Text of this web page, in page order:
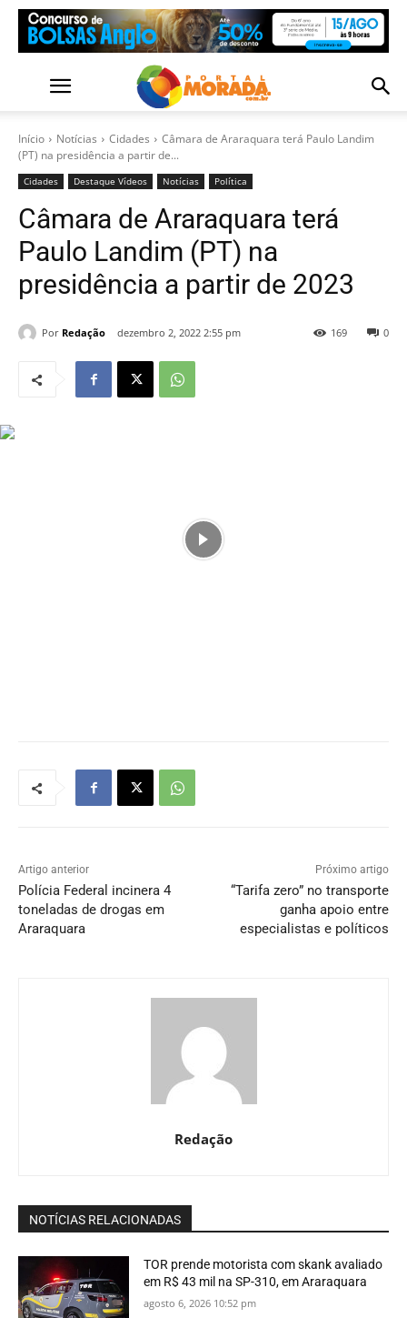
Início Notícias Cidades
Câmara de Araraquara terá Paulo Landim
(PT) na presidência a partir de...
Cidades Destaque Vídeos Notícias Política
Câmara de Araraquara terá
Paulo Landim (PT) na
presidência a partir de 2023
Por Redação dezembro 2, 2022 2:55 pm 0
169
Artigo anterior
Polícia Federal incinera 4
toneladas de drogas em
Araraquara
Próximo artigo
“Tarifa zero” no transporte
ganha apoio entre
especialistas e políticos
Redação
NOTÍCIAS RELACIONADAS
TOR prende motorista com skank avaliado
em R$ 43 mil na SP-310, em Araraquara
agosto 6, 2026 10:52 pm